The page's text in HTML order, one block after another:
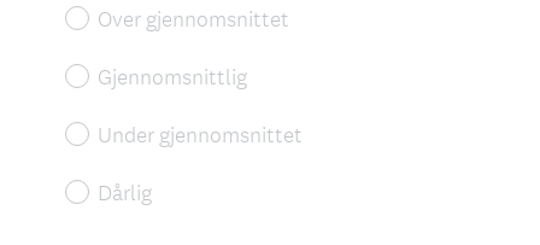
Over gjennomsnittet
Gjennomsnittlig
Under gjennomsnittet
Dårlig